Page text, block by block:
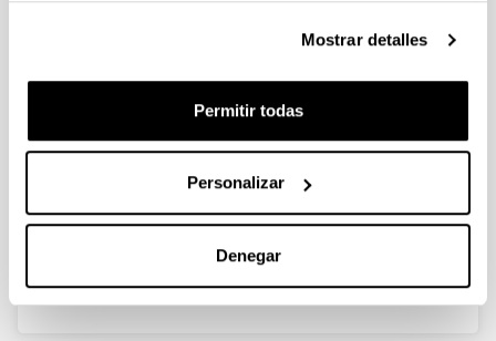
Mostrar detalles
Permitir todas
Personalizar
Denegar
Erasmus+ Movilidades Cortas
América Latina & Otros Destinos
SICUE - Beca Medrano